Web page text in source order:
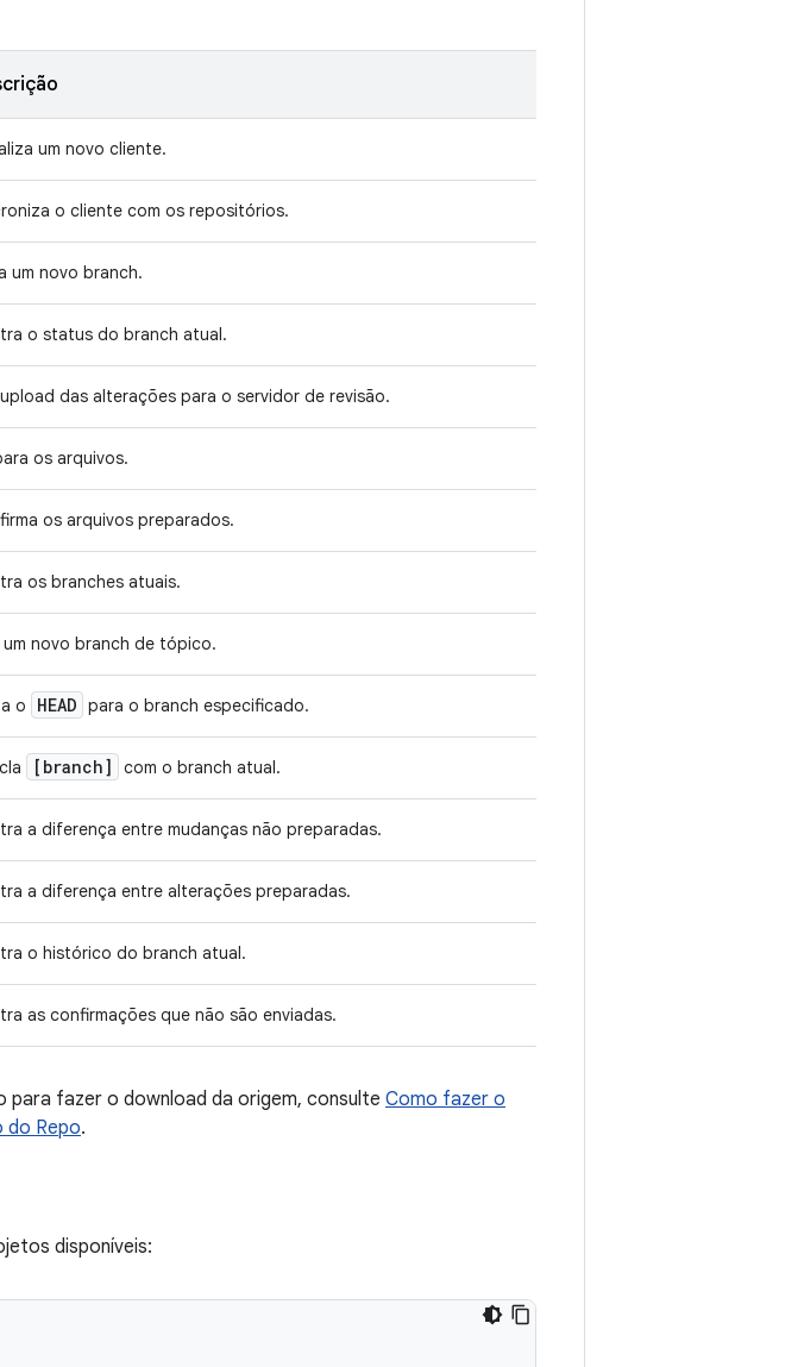
um novo cliente.
o cliente com os repositórios.
um novo branch.
o status do branch atual.
das alterações para o servidor de revisão.
os arquivos.
os arquivos preparados.
os branches atuais.
um novo branch de tópico.
o HEAD para o branch especificado.
[branch] com o branch atual.
a diferença entre mudanças não preparadas.
a diferença entre alterações preparadas.
o histórico do branch atual.
as confirmações que não são enviadas.
fazer o download da origem, consulte Como fazer o
do Repo.
disponíveis: